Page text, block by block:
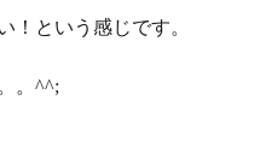
！という感じです。
。^^;